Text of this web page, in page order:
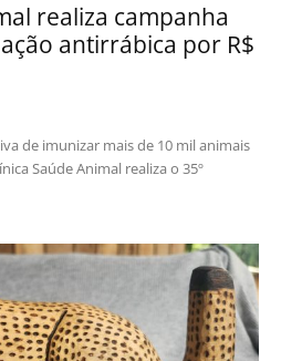
realiza campanha
antirrábica por R$
Saúde Animal realiza o 35º